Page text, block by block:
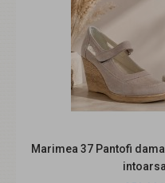
Garantie 60
REDUCERE
Marimea 37 Pantofi